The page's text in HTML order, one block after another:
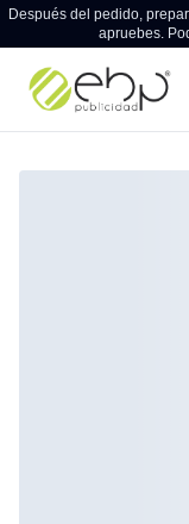
Después del pedido,
apruebes.